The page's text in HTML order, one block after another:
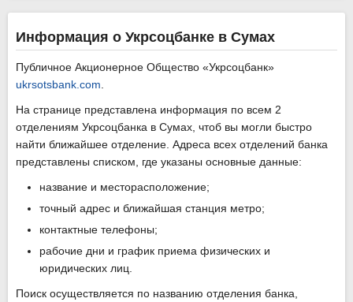
Информация о Укрсоцбанке в Сумах
Публичное Акционерное Общество «Укрсоцбанк»
ukrsotsbank.com
На странице представлена информация по всем 2
отделениям Укрсоцбанка в Сумах, чтоб вы могли быстро
найти ближайшее отделение. Адреса всех отделений банка
представлены списком, где указаны основные данные:
название и месторасположение;
точный адрес и ближайшая станция метро;
контактные телефоны;
рабочие дни и график приема физических и
юридических лиц.
Поиск осуществляется по названию отделения банка,